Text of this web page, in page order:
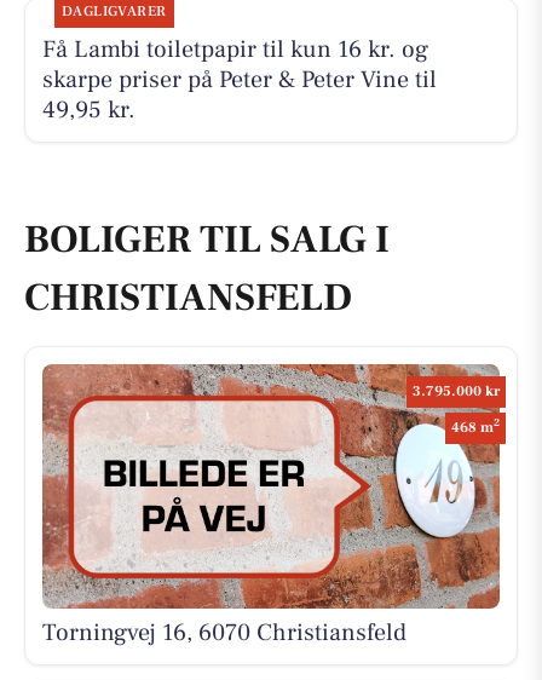
DAGLIGVARER
Få Lambi toiletpapir til kun 16 kr. og
skarpe priser på Peter & Peter Vine til
49,95 kr.
BOLIGER TIL SALG I
CHRISTIANSFELD
3.795.000 kr
468 m2
Torningvej 16, 6070 Christiansfeld